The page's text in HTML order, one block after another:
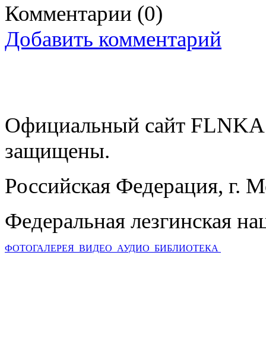
Комментарии (0)
Добавить комментарий
Официальный сайт
защищены.
Российская Федерация, г.
Федеральная лезгинская
ФОТОГАЛЕРЕЯ ВИДЕО АУДИО БИБЛИОТЕКА